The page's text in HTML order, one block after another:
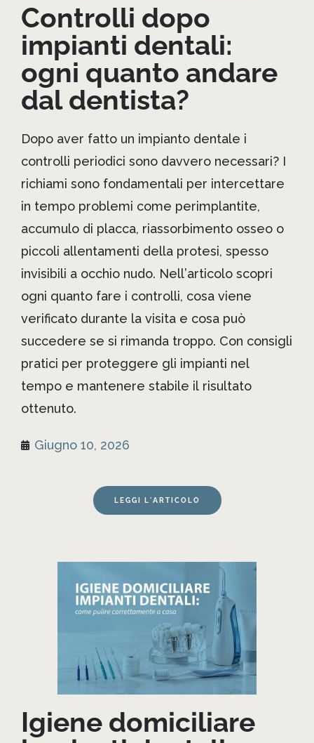
Controlli dopo
impianti dentali:
ogni quanto andare
dal dentista?
Dopo aver fatto un impianto dentale i
controlli periodici sono davvero necessari? I
richiami sono fondamentali per intercettare
in tempo problemi come perimplantite,
accumulo di placca, riassorbimento osseo o
piccoli allentamenti della protesi, spesso
invisibili a occhio nudo. Nell’articolo scopri
ogni quanto fare i controlli, cosa viene
verificato durante la visita e cosa può
succedere se si rimanda troppo. Con consigli
pratici per proteggere gli impianti nel
tempo e mantenere stabile il risultato
ottenuto.
Giugno 10, 2026
LEGGI L'ARTICOLO
Igiene domiciliare